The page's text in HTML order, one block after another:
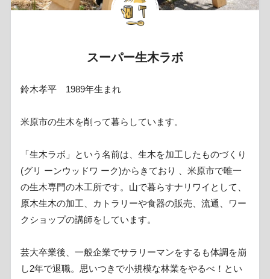
スーパー生木ラボ
鈴木孝平 1989年生まれ
米原市の生木を削って暮らしています。
「生木ラボ」という名前は、生木を加工したものづくり
(グリ ーンウッドワ ーク)からきており 、米原市で唯一
の生木専門の木工所です。山で暮らすナリワイとして、
原木生木の加工、カトラリーや食器の販売、流通、ワー
クショップの講師をしています。
芸大卒業後、一般企業でサラリーマンをするも体調を崩
し2年で退職。思いつきで小規模な林業をやるべ！とい